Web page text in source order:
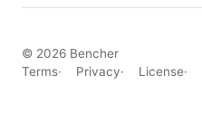
© 2026 Bencher
Terms
Privacy License